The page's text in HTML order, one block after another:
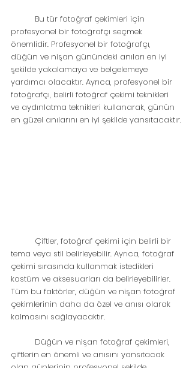
profesyonel bir fotoğrafçı seçmek
önemlidir. Profesyonel bir fotoğrafçı,
düğün ve nişan günündeki anıları en iyi
şekilde yakalamaya ve belgelemeye
yardımcı olacaktır. Ayrıca, profesyonel bir
fotoğrafçı, belirli fotoğraf çekimi teknikleri
ve aydınlatma teknikleri kullanarak, günün
en güzel anılarını en iyi şekilde yansıtacaktır.
tema veya stil belirleyebilir. Ayrıca, fotoğraf
çekimi sırasında kullanmak istedikleri
kostüm ve aksesuarları da belirleyebilirler.
Tüm bu faktörler, düğün ve nişan fotoğraf
çekimlerinin daha da özel ve anısı olarak
kalmasını sağlayacaktır.
çiftlerin en önemli ve anısını yansıtacak